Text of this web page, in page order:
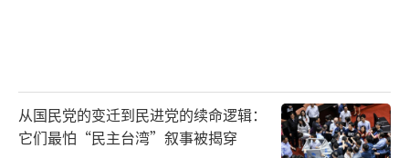
从国民党的变迁到民进党的续命逻辑：
它们最怕“民主台湾”叙事被揭穿